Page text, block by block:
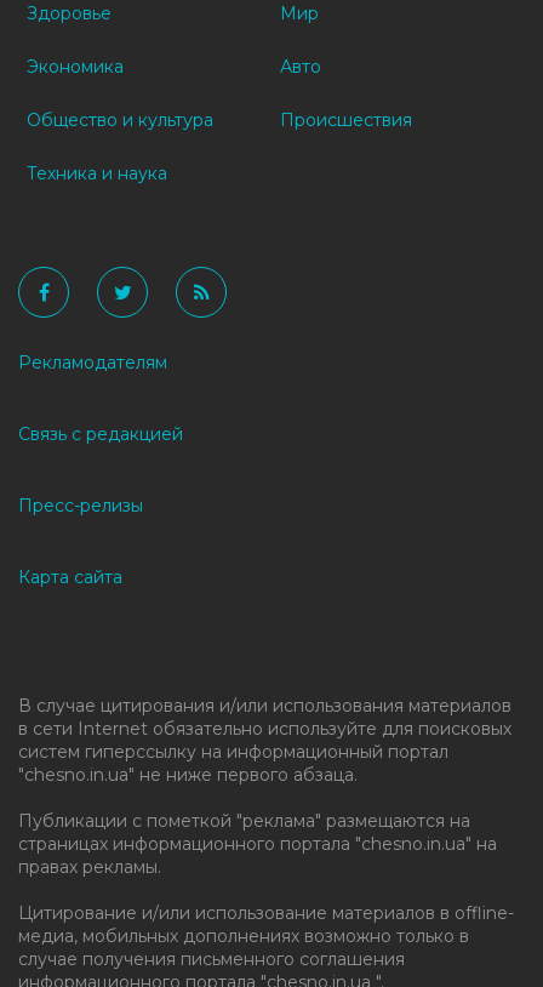
Здоровье Мир
Экономика Авто
Общество и культура Происшествия
Техника и наука
Рекламодателям
Связь с редакцией
Пресс-релизы
Карта сайта
В случае цитирования и/или использования материалов
в сети Internet обязательно используйте для поисковых
систем гиперссылку на информационный портал
"chesno.in.ua" не ниже первого абзаца.
Публикации с пометкой "реклама" размещаются на
страницах информационного портала "chesno.in.ua" на
правах рекламы.
Цитирование и/или использование материалов в offline-
медиа, мобильных дополнениях возможно только в
случае получения письменного соглашения
информационного портала "chesno.in.ua ".